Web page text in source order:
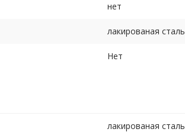
нет
лакированая сталь
Нет
лакированая сталь